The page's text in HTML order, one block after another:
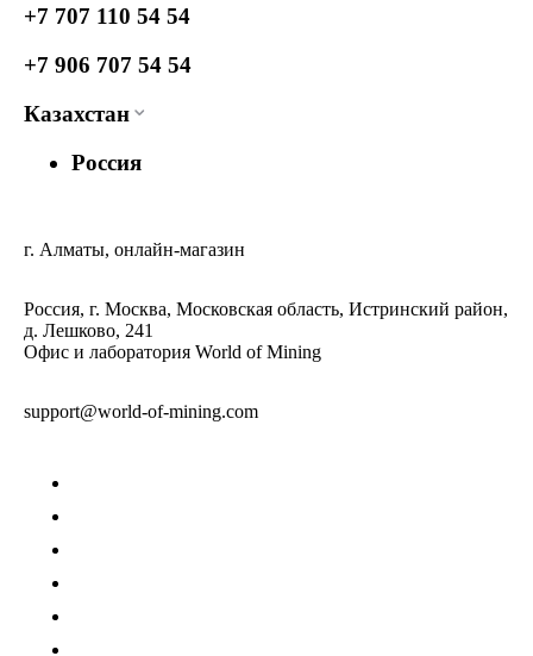
+7 707 110 54 54
+7 906 707 54 54
Казахстан
Россия
г. Алматы, онлайн-магазин
Россия, г. Москва, Московская область, Истринский район,
д. Лешково, 241
Офис и лаборатория World of Mining
support@world-of-mining.com